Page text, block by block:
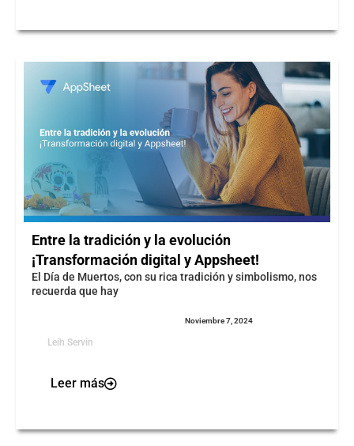
Entre la tradición y la evolución
¡Transformación digital y Appsheet!
El Día de Muertos, con su rica tradición y simbolismo, nos
recuerda que hay
Leih Servin
Noviembre 7, 2024
Leer más